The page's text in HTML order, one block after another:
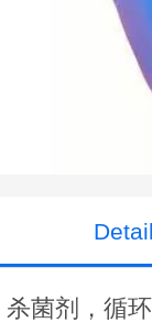
北屯杀菌剂
Detail
杀菌剂，循